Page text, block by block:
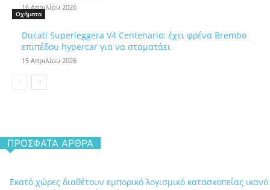
16 Απριλίου 2026
Οχήματα
Ducati Superleggera V4 Centenario: έχει φρένα Brembo
επιπέδου hypercar για να σταματάει
15 Απριλίου 2026
ΠΡΌΣΦΑΤΑ ΆΡΘΡΑ
Εκατό χώρες διαθέτουν εμπορικό λογισμικό κατασκοπείας ικανό